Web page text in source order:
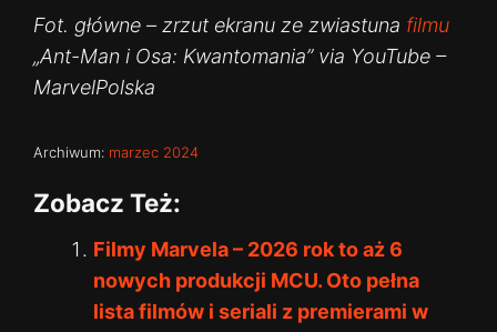
Fot. główne – zrzut ekranu ze zwiastuna filmu
„Ant-Man i Osa: Kwantomania” via YouTube –
MarvelPolska
Archiwum: marzec 2024
Zobacz Też:
Filmy Marvela – 2026 rok to aż 6
nowych produkcji MCU. Oto pełna
lista filmów i seriali z premierami w